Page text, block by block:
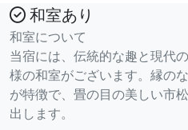
和室あり
和室について
当宿には、伝統的な趣と現代
様の和室がございます。縁の
が特徴で、畳の目の美しい市
出します。